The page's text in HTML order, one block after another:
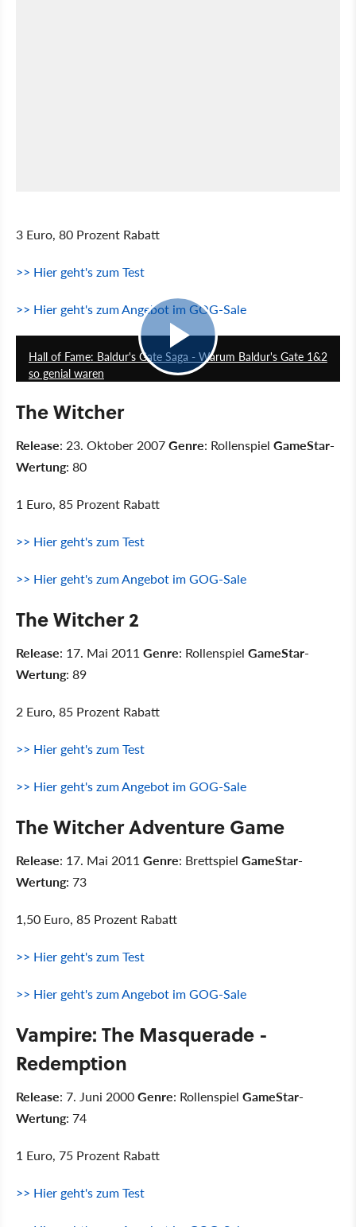
3 Euro, 80 Prozent Rabatt
>> Hier geht's zum Test
>> Hier geht's zum Angebot im GOG-Sale
Hall of Fame: Baldur's Gate Saga - Warum Baldur's Gate 1&2
so genial waren
The Witcher
Release: 23. Oktober 2007Genre: Rollenspiel GameStar-
Wertung: 80
1 Euro, 85 Prozent Rabatt
>> Hier geht's zum Test
>> Hier geht's zum Angebot im GOG-Sale
The Witcher 2
Release: 17. Mai 2011 Genre: Rollenspiel GameStar-
Wertung: 89
2 Euro, 85 Prozent Rabatt
>> Hier geht's zum Test
>> Hier geht's zum Angebot im GOG-Sale
The Witcher Adventure Game
Release: 17. Mai 2011 Genre: Brettspiel GameStar-
Wertung: 73
1,50 Euro, 85 Prozent Rabatt
>> Hier geht's zum Test
>> Hier geht's zum Angebot im GOG-Sale
Vampire: The Masquerade -
Redemption
Release: 7. Juni 2000Genre: Rollenspiel GameStar-
Wertung: 74
1 Euro, 75 Prozent Rabatt
>> Hier geht's zum Test